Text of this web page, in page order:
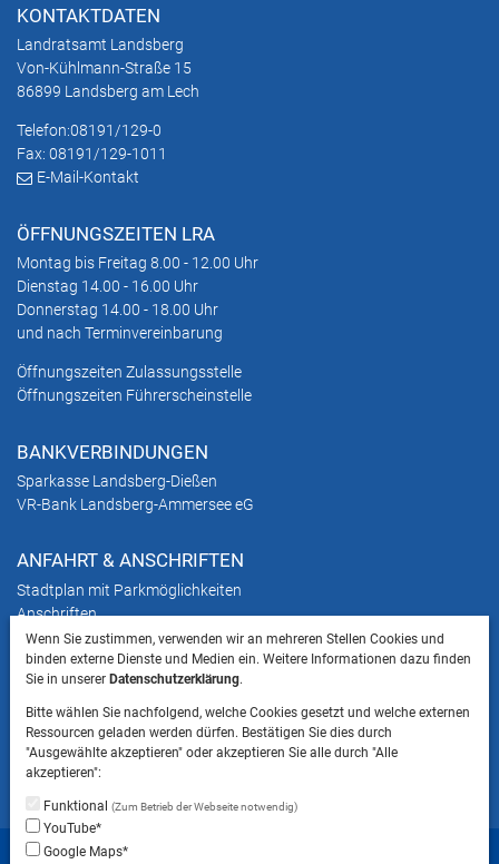
KONTAKTDATEN
Landratsamt Landsberg
Von-Kühlmann-Straße 15
86899 Landsberg am Lech
Telefon:08191/129-0
Fax: 08191/129-1011
E-Mail-Kontakt
ÖFFNUNGSZEITEN LRA
Montag bis Freitag 8.00 - 12.00 Uhr
Dienstag 14.00 - 16.00 Uhr
Donnerstag 14.00 - 18.00 Uhr
und nach Terminvereinbarung
Öffnungszeiten Zulassungsstelle
Öffnungszeiten Führerscheinstelle
BANKVERBINDUNGEN
Sparkasse Landsberg-Dießen
VR-Bank Landsberg-Ammersee eG
ANFAHRT & ANSCHRIFTEN
Stadtplan mit Parkmöglichkeiten
Anschriften
HINWEIS
ins Landratsamt Landsberg am Lech NICHT
gestattet ist.
Startseite Sitemap
Wenn Sie zustimmen, verwenden wir an mehreren Stellen Cookies und
binden externe Dienste und Medien ein. Weitere Informationen dazu finden
Sie in unsererDatenschutzerklärung.
Bitte wählen Sie nachfolgend, welche Cookies gesetzt und welche externen
Ressourcen geladen werden dürfen. Bestätigen Sie dies durch
"Ausgewählte akzeptieren" oder akzeptieren Sie alle durch "Alle
akzeptieren":
Funktional(Zum Betrieb der Webseite notwendig)
YouTube*
Google Maps*